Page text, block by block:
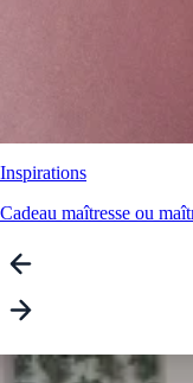
Inspirations
Cadeau maîtresse ou